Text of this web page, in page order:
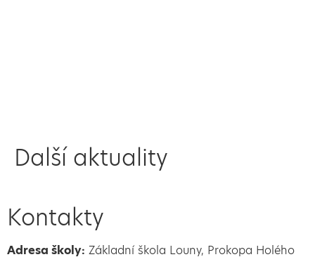
Další aktuality
Kontakty
Adresa školy: Základní škola Louny, Prokopa Holého